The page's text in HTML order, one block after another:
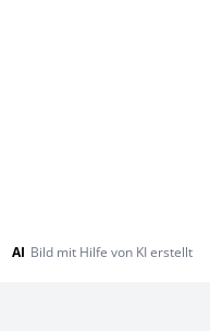
bis 5 von 5.
AI Bild mit Hilfe von KI erstellt